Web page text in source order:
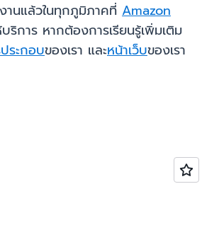
านแล้วในทุกภูมิภาคที่ Amazon
บริการ หากต้องการเรียนรู้เพิ่มเติม
ระกอบของเรา และหน้าเว็บของเรา